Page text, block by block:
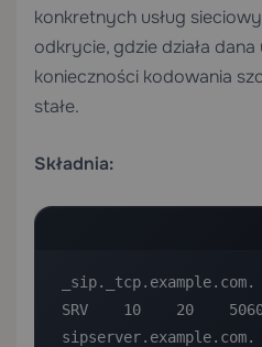
konkretnych usług
odkrycie, gdzie działa dana
konieczności kodowania
stałe.
Składnia:
SRV    10    20
sipserver.example.com.